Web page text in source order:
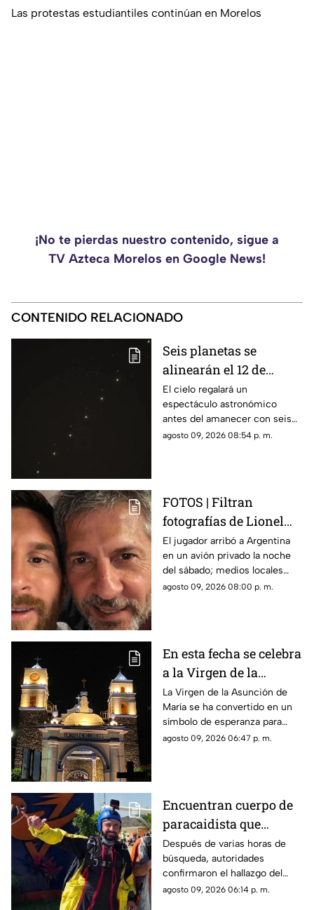
Las protestas estudiantiles continúan en Morelos
¡No te pierdas nuestro contenido, sigue a
TV Azteca Morelos en Google News!
CONTENIDO RELACIONADO
Seis planetas se
alinearán el 12 de
agosto: así podrás
observar el fenómeno
desde Morelos
El cielo regalará un
espectáculo astronómico
antes del amanecer con seis
planetas visibles desde
agosto 09, 2026 08:54 p. m.
FOTOS | Filtran
fotografías de Lionel
Messi y su familia en el
funeral de su papá
El jugador arribó a Argentina
en un avión privado la noche
del sábado; medios locales
captaron su llegada.
agosto 09, 2026 08:00 p. m.
En esta fecha se celebra
a la Virgen de la
Asunción de María en
Morelos
La Virgen de la Asunción de
María se ha convertido en un
símbolo de esperanza para
miles de creyentes.
agosto 09, 2026 06:47 p. m.
Encuentran cuerpo de
paracaidista que
desapareció durante
actividad en Puente de
Ixtla
Después de varias horas de
búsqueda, autoridades
confirmaron el hallazgo del
deportista en la zona sur de
agosto 09, 2026 06:14 p. m.